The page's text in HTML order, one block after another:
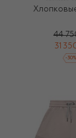
44
31
-30%